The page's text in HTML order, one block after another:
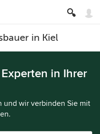
in Kiel
in Ihrer
und wir verbinden Sie mit